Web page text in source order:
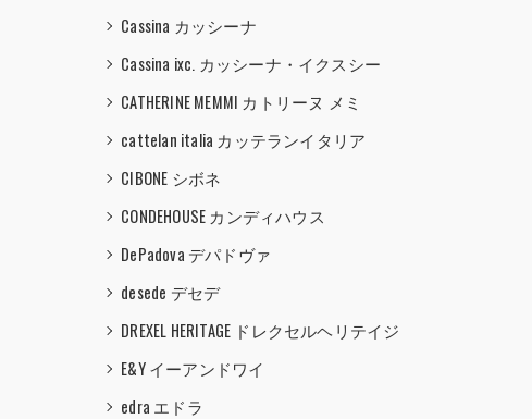
Cassina カッシーナ
Cassina ixc. カッシーナ・イクスシー
CATHERINE MEMMI カトリーヌ メミ
cattelan italia カッテランイタリア
CIBONE シボネ
CONDEHOUSE カンディハウス
DePadova デパドヴァ
desede デセデ
DREXEL HERITAGE ドレクセルヘリテイジ
E&Y イーアンドワイ
edra エドラ